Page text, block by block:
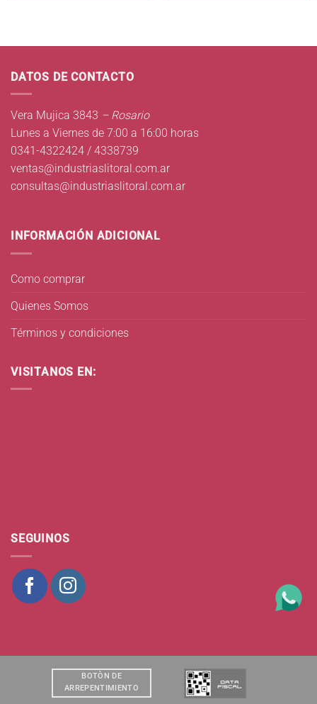
DATOS DE CONTACTO
Vera Mujica 3843 – Rosario
Lunes a Viernes de 7:00 a 16:00 horas
0341-4322424 / 4338739
ventas@industriaslitoral.com.ar
consultas@industriaslitoral.com.ar
INFORMACIÓN ADICIONAL
Como comprar
Quienes Somos
Términos y condiciones
VISITANOS EN:
SEGUINOS
BOTÒN DE
ARREPENTIMIENTO